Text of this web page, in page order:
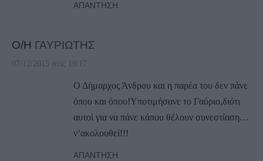
ΑΠΆΝΤΗΣΗ
Ο/Η ΓΑΥΡΙΩΤΗΣ
07/12/2015 στις 19:17
Ο Δήμαρχος Άνδρου και η παρέα του δεν πάνε
όπου και όπου!Υποτιμήσανε το Γαύριο,διότι
αυτοί για να πάνε κάπου θέλουν συνεστίαση…
ν’ακολουθεί!!!
ΑΠΆΝΤΗΣΗ